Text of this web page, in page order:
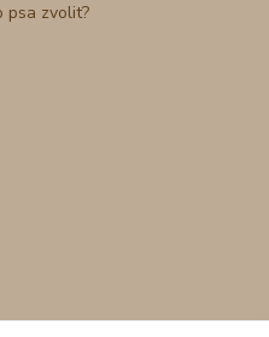
psa zvolit?